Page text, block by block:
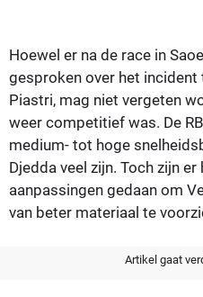
Hoewel er na de race in
gesproken over het
Piastri, mag niet vergeten
weer competitief was. De
medium- tot hoge
Djedda veel zijn. Toch zijn
aanpassingen gedaan om
van beter materiaal te
Artikel gaat